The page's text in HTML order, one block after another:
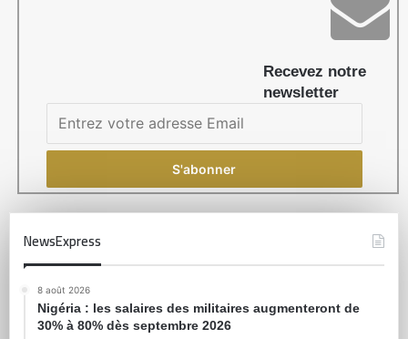
Recevez notre
newsletter
NewsExpress
8 août 2026
Nigéria : les salaires des militaires augmenteront de
30% à 80% dès septembre 2026